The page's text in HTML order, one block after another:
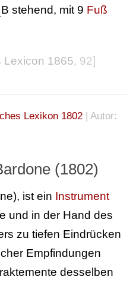
B stehend, mit 9 Fuß
Lexicon 1865, 92]
Lexikon 1802 | Autor:
(1802)
ist ein Instrument
und in der Hand des
zu tiefen Eindrücken
Empfindungen
desselben